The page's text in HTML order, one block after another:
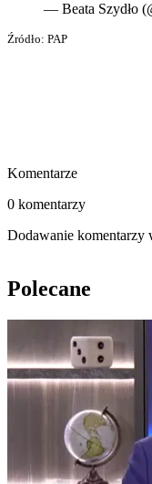
— Beata Szydło
Źródło: PAP
Komentarze
0 komentarzy
Dodawanie komentarzy
Polecane